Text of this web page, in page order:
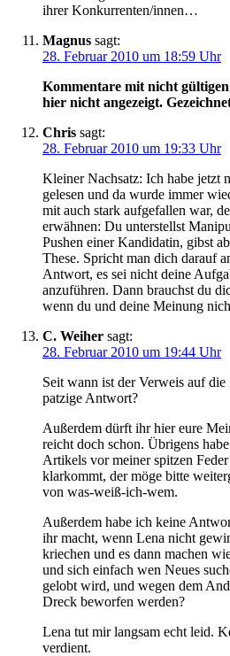
ihrer Konkurrenten/innen…
Magnus sagt:
28. Februar 2010 um 18:59 Uhr
Kommentare mit nicht
hier nicht angezeigt.
Chris sagt:
28. Februar 2010 um 19:33 Uhr
Kleiner Nachsatz: Ich habe jetzt
gelesen und da wurde immer
mit auch stark aufgefallen war,
erwähnen: Du unterstellst
Pushen einer Kandidatin, gibst
These. Spricht man dich darauf
Antwort, es sei nicht deine
anzuführen. Dann brauchst du
wenn du und deine Meinung
C. Weiher sagt:
28. Februar 2010 um 19:44 Uhr
Seit wann ist der Verweis auf
patzige Antwort?
Außerdem dürft ihr hier eure
reicht doch schon. Übrigens
Artikels vor meiner spitzen
klarkommt, der möge bitte
von was-weiß-ich-wem.
Außerdem habe ich keine
ihr macht, wenn Lena nicht
kriechen und es dann machen
und sich einfach wen Neues
gelobt wird, und wegen dem
Dreck beworfen werden?
Lena tut mir langsam echt leid.
verdient.